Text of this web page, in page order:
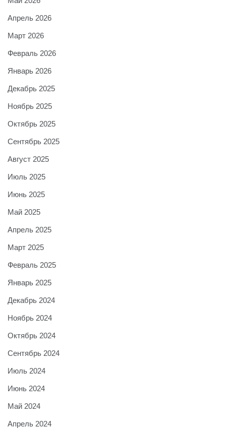
Апрель 2026
Март 2026
Февраль 2026
Январь 2026
Декабрь 2025
Ноябрь 2025
Октябрь 2025
Сентябрь 2025
Август 2025
Июль 2025
Июнь 2025
Май 2025
Апрель 2025
Март 2025
Февраль 2025
Январь 2025
Декабрь 2024
Ноябрь 2024
Октябрь 2024
Сентябрь 2024
Июль 2024
Июнь 2024
Май 2024
Апрель 2024